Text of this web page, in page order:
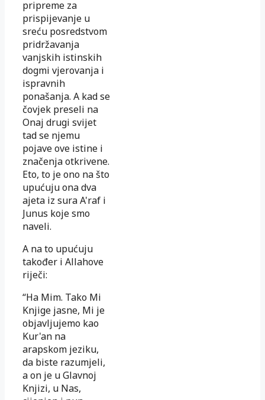
pripreme za
prispijevanje u
sreću posredstvom
pridržavanja
vanjskih istinskih
dogmi vjerovanja i
ispravnih
ponašanja. A kad se
čovjek preseli na
Onaj drugi svijet
tad se njemu
pojave ove istine i
značenja otkrivene.
Eto, to je ono na što
upućuju ona dva
ajeta iz sura A'raf i
Junus koje smo
naveli.
A na to upućuju
također i Allahove
riječi:
“Ha Mim. Tako Mi
Knjige jasne, Mi je
objavljujemo kao
Kur'an na
arapskom jeziku,
da biste razumjeli,
a on je u Glavnoj
Knjizi, u Nas,